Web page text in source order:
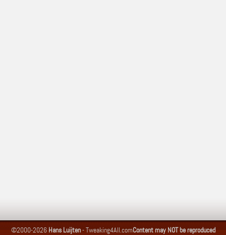
©2000-2026 Hans Luijten-Tweaking4All.comContent may NOT be reproduced